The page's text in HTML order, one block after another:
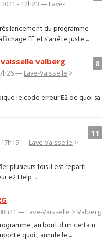
- 12h23 — Lave-
lancement du programme
FF et s'arrête juste ...
8
valberg
— Lave-Vaisselle >
le code erreur E2 de quoi sa
11
17h19 — Lave-Vaisselle >
plusieurs fois il est reparti
e2 Help ...
— Lave-Vaisselle >Valberg
,au bout d un certain
quoi , annule le ...